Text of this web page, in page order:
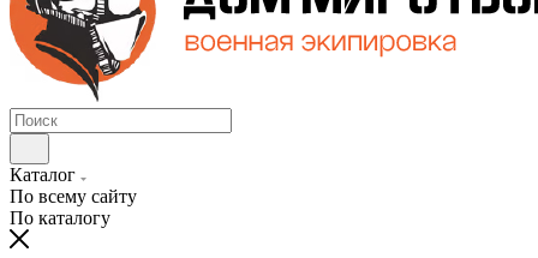
Каталог
По всему сайту
По каталогу